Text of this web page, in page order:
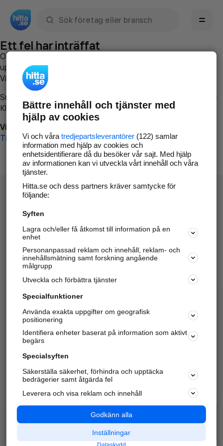
Ett fel har inträffat
Om du vill kan du
uppstod så att vi lättare och snabbare kan avhjälpa det.
Vänligen försök med följande:
Surfa till
Klicka påTillbaka-knappen i webbläsaren och försök igen
Vi beklagar besväret!
Till startsidan
Hitta.se - Gratis nummerupplysning.
Sök företag, personer och platser.
Hitta telefonnummer, adresser, företagsinfo mm.
Marknadsför företaget
Kom igång och annonsera mot
samarbetspartners nära dig.
Alla kategorier
Populära sökningar
API & Kartor
Annonsera
Integritet
Nödnummer
Bättre innehåll och tjänster med
hjälp av cookies
Vi och våra tredjepartsleverantörer(122) samlar
information med hjälp av cookies och
enhetsidentifierare då du besöker vår sajt. Med hjälp
av informationen kan vi utveckla vårt innehåll och våra
tjänster.
Hitta.se och dess partners kräver samtycke för
följande:
Syften
Lagra och/eller få åtkomst till information på en
enhet
Personanpassad reklam och innehåll, reklam- och
innehållsmätning samt forskning angående
målgrupp
Utveckla och förbättra tjänster
Specialfunktioner
Använda exakta uppgifter om geografisk
positionering
Identifiera enheter baserat på information som aktivt
begärs
Specialsyften
Säkerställa säkerhet, förhindra och upptäcka
bedrägerier samt åtgärda fel
Leverera och visa reklam och innehåll
Godkänn alla
Inställningar
Dataskydd